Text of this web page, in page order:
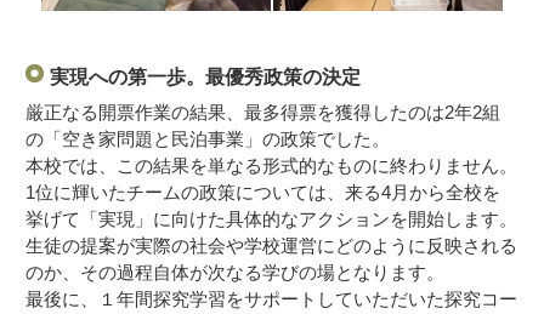
実現への第一歩。最優秀政策の決定
厳正なる開票作業の結果、最多得票を獲得したのは2年2組
の「空き家問題と民泊事業」の政策でした。
本校では、この結果を単なる形式的なものに終わりません。
1位に輝いたチームの政策については、来る4月から全校を
挙げて「実現」に向けた具体的なアクションを開始します。
生徒の提案が実際の社会や学校運営にどのように反映される
のか、その過程自体が次なる学びの場となります。
最後に、１年間探究学習をサポートしていただいた探究コー